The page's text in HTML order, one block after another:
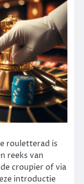
rouletterad is
reeks van
croupier of via
introductie